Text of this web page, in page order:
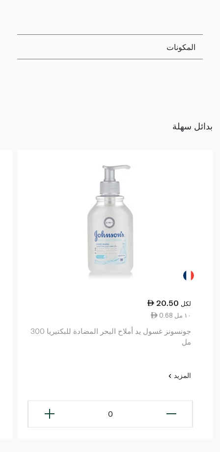
المكونات
بدائل سهلة
20.50 لكل
0.68 ١٠ مل
جونسونز غسول يد أملاح البحر المضادة للبكتيريا 300
مل
المزيد
0